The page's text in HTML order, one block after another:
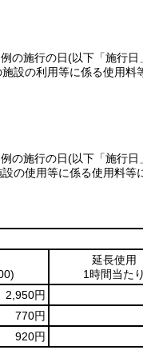
の施行の日(以下「施行日
設の利用等に係る使用料
の施行の日(以下「施行日
の使用等に係る使用料等
延長使用
1時間当たり
2,950円
770円
920円